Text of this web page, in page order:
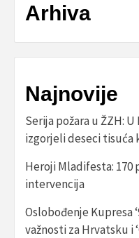
Arhiva
Najnovije
Serija požara u ŽZH:
izgorjeli deseci tisuća
Heroji Mladifesta: 170
intervencija
Oslobođenje Kupresa
važnosti za Hrvatsku i